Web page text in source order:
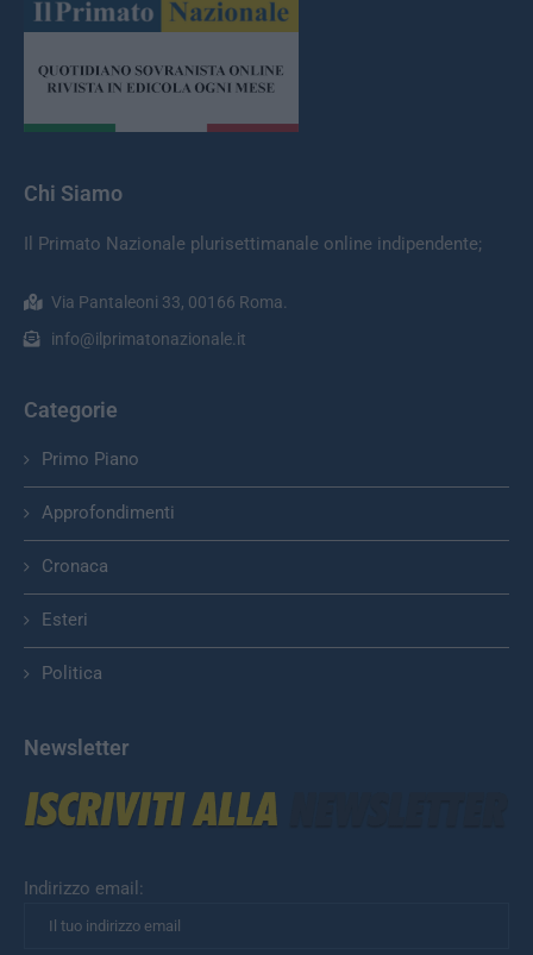
Chi Siamo
Il Primato Nazionale plurisettimanale online indipendente;
Via Pantaleoni 33, 00166 Roma.
info@ilprimatonazionale.it
Categorie
Primo Piano
Approfondimenti
Cronaca
Esteri
Politica
Newsletter
Indirizzo email: